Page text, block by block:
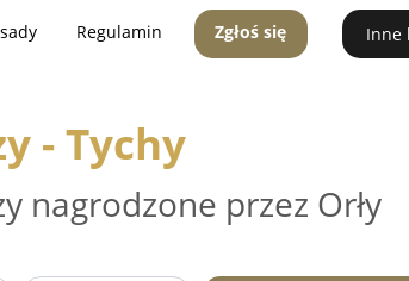
Regulamin Zgłoś się Inne
- Tychy
nagrodzone przez Orły